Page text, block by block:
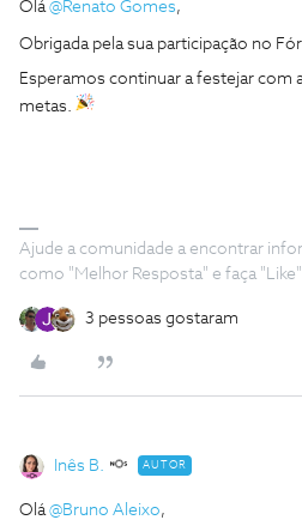
Olá@Renato Gomes,
Obrigada pela sua participação no
Esperamos continuar a festejar com
metas.
Ajude a comunidade a encontrar
como "Melhor Resposta" e faça
3 pessoas gostaram
Inês B. AUTOR
Olá@Bruno Aleixo,